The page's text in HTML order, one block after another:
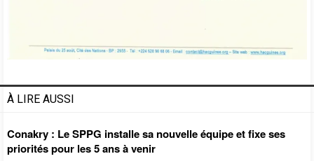
À LIRE AUSSI
Conakry : Le SPPG installe sa nouvelle équipe et fixe ses
priorités pour les 5 ans à venir